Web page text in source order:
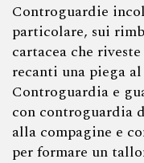
Controguardie
particolare, sui
cartacea che
recanti una piega
Controguardia e
con controguardia
alla compagine e
per formare un